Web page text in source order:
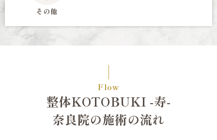
その他
Flow
整体KOTOBUKI -寿-
奈良院の施術の流れ